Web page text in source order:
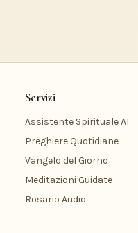
Servizi
Assistente Spirituale AI
Preghiere Quotidiane
Vangelo del Giorno
Meditazioni Guidate
Rosario Audio